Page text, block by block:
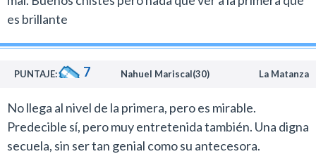
Hace mucho tiempo que no me pasaba esto con una
película de Pixar, cuya afición a las historias
deprimentes me habían agotado.
Amé Los Increíbles 2 por el humor y la inteligencia con
Una de mis favoritas de este año que recomiendo.
es brillante
PUNTAJE: 7 Nahuel Mariscal(30) La Matanza
No llega al nivel de la primera, pero es mirable.
Predecible sí, pero muy entretenida también. Una digna
secuela, sin ser tan genial como su antecesora.